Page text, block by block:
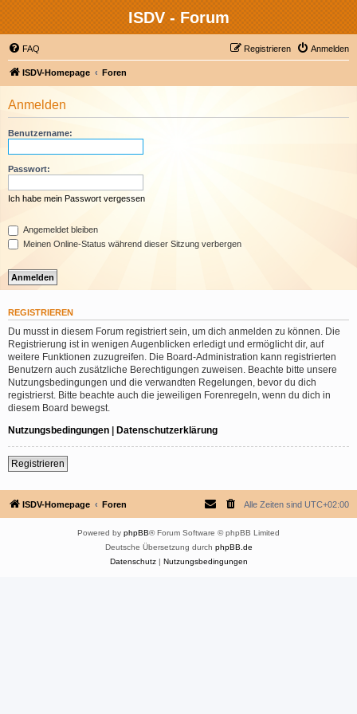
ISDV - Forum
FAQ Anmelden
Registrieren
ISDV-Homepage Foren
Anmelden
Benutzername:
Passwort:
Ich habe mein Passwort vergessen
Angemeldet bleiben
Meinen Online-Status während dieser Sitzung verbergen
REGISTRIEREN
Du musst in diesem Forum registriert sein, um dich anmelden zu können. Die
Registrierung ist in wenigen Augenblicken erledigt und ermöglicht dir, auf
weitere Funktionen zuzugreifen. Die Board-Administration kann registrierten
Benutzern auch zusätzliche Berechtigungen zuweisen. Beachte bitte unsere
Nutzungsbedingungen und die verwandten Regelungen, bevor du dich
registrierst. Bitte beachte auch die jeweiligen Forenregeln, wenn du dich in
diesem Board bewegst.
Nutzungsbedingungen | Datenschutzerklärung
Registrieren
ISDV-Homepage Foren Alle Zeiten sind UTC+02:00
Powered by phpBB® Forum Software © phpBB Limited
Deutsche Übersetzung durch phpBB.de
Datenschutz| Nutzungsbedingungen